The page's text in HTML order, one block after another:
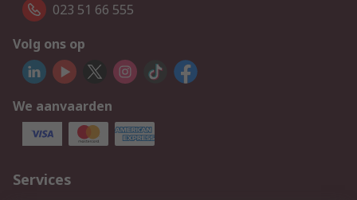
023 51 66 555
Volg ons op
We aanvaarden
Services